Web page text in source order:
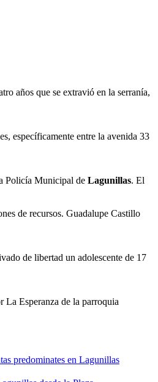
años que se extravió en la serranía,
específicamente entre la avenida 33
Policía Municipal de Lagunillas. El
de recursos. Guadalupe Castillo
de libertad un adolescente de 17
La Esperanza de la parroquia